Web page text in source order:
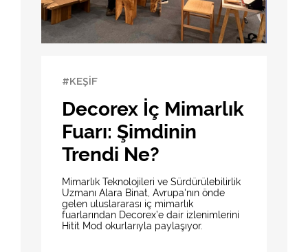
#KEŞİF
Decorex İç Mimarlık
Fuarı: Şimdinin
Trendi Ne?
Mimarlık Teknolojileri ve Sürdürülebilirlik
Uzmanı Alara Binat, Avrupa'nın önde
gelen uluslararası iç mimarlık
fuarlarından Decorex’e dair izlenimlerini
Hitit Mod okurlarıyla paylaşıyor.